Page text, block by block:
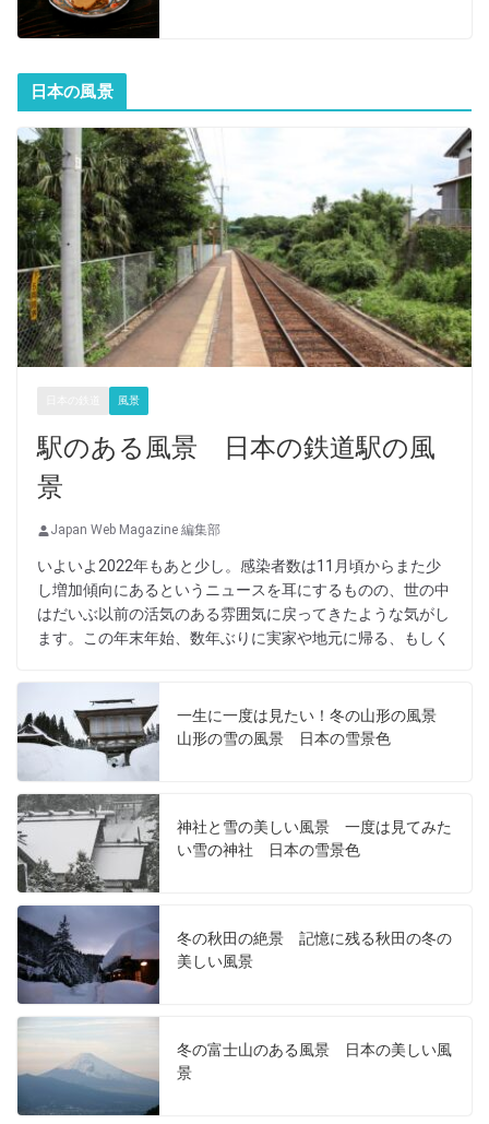
日本の風景
風景
駅のある風景 日本の鉄道駅の風
景
Japan Web Magazine 編集部
いよいよ2022年もあと少し。感染者数は11月頃からまた少
し増加傾向にあるというニュースを耳にするものの、世の中
はだいぶ以前の活気のある雰囲気に戻ってきたような気がし
ます。この年末年始、数年ぶりに実家や地元に帰る、もしく
一生に一度は見たい！冬の山形の風景
山形の雪の風景 日本の雪景色
神社と雪の美しい風景 一度は見てみた
い雪の神社 日本の雪景色
冬の秋田の絶景 記憶に残る秋田の冬の
美しい風景
冬の富士山のある風景 日本の美しい風
景